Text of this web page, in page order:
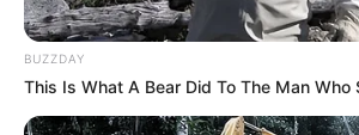
BUZZDAY
This Is What A Bear Did To The Man Who